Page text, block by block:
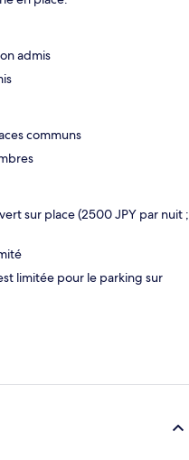
admis
communs
sur place (2500 JPY par nuit ;
limitée pour le parking sur